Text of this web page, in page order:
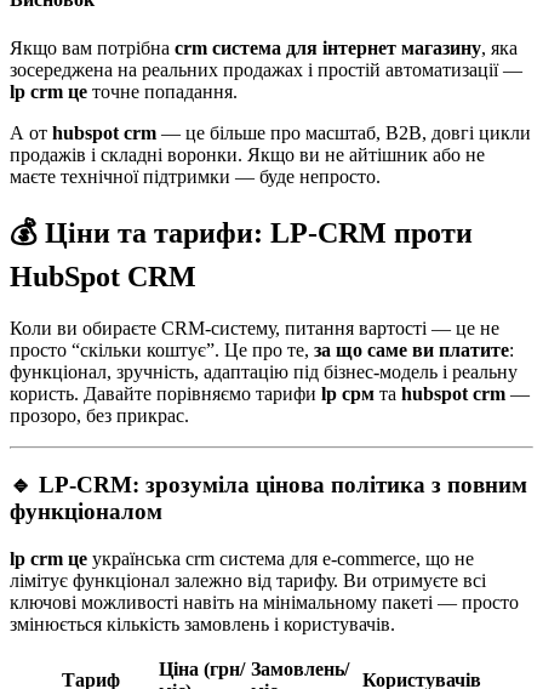
Якщо вам потрібна crm система для інтернет магазину, яка
зосереджена на реальних продажах і простій автоматизації —
lp crm це точне попадання.
А от hubspot crm — це більше про масштаб, B2B, довгі цикли
продажів і складні воронки. Якщо ви не айтішник або не
маєте технічної підтримки — буде непросто.
💰 Ціни та тарифи: LP-CRM проти
HubSpot CRM
Коли ви обираєте CRM-систему, питання вартості — це не
просто “скільки коштує”. Це про те, за що саме ви платите:
функціонал, зручність, адаптацію під бізнес-модель і реальну
користь. Давайте порівняємо тарифи lp срм та hubspot crm —
прозоро, без прикрас.
🔹 LP-CRM: зрозуміла цінова політика з повним
функціоналом
lp crm це українська crm система для e-commerce, що не
лімітує функціонал залежно від тарифу. Ви отримуєте всі
ключові можливості навіть на мінімальному пакеті — просто
змінюється кількість замовлень і користувачів.
Тариф
Ціна (грн/ Замовлень/
Користувачів